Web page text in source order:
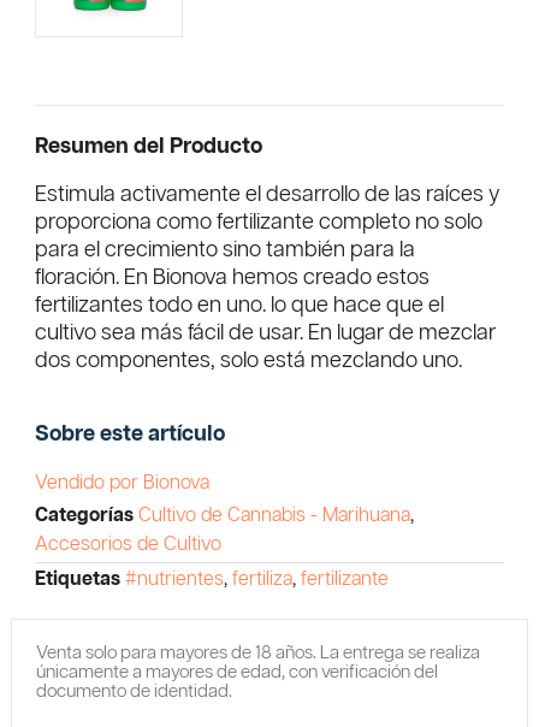
Resumen del Producto
Estimula activamente el desarrollo de las raíces y
proporciona como fertilizante completo no solo
para el crecimiento sino también para la
floración. En Bionova hemos creado estos
fertilizantes todo en uno. lo que hace que el
cultivo sea más fácil de usar. En lugar de mezclar
dos componentes, solo está mezclando uno.
Sobre este artículo
Vendido por Bionova
Categorías Cultivo de Cannabis - Marihuana,
Accesorios de Cultivo
Etiquetas #nutrientes, fertiliza, fertilizante
Venta solo para mayores de 18 años. La entrega se realiza
únicamente a mayores de edad, con verificación del
documento de identidad.